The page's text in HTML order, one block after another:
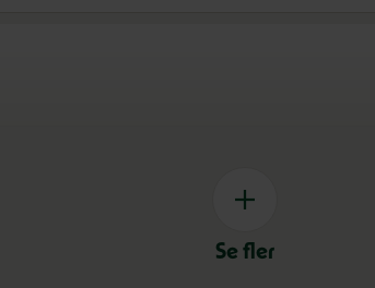
Se fler